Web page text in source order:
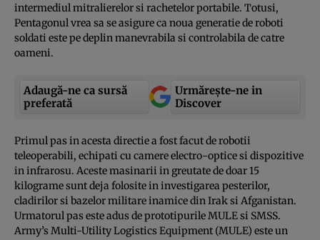
intermediul mitralierelor si rachetelor portabile. Totusi,
Pentagonul vrea sa se asigure ca noua generatie de roboti
soldati este pe deplin manevrabila si controlabila de catre
oameni.
Adaugă-ne ca sursă
preferată
Urmărește-ne in
Discover
Primul pas in acesta directie a fost facut de robotii
teleoperabili, echipati cu camere electro-optice si dispozitive
in infrarosu. Aceste masinarii in greutate de doar 15
kilograme sunt deja folosite in investigarea pesterilor,
cladirilor si bazelor militare inamice din Irak si Afganistan.
Urmatorul pas este adus de prototipurile MULE si SMSS.
Army’s Multi-Utility Logistics Equipment (MULE) este un